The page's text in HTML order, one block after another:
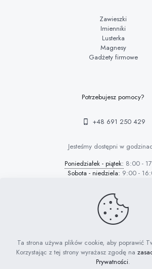
Zawieszki
Imienniki
Lusterka
Magnesy
Gadżety firmowe
Potrzebujesz pomocy?
+48 691 250 429
Jesteśmy dostępni w
Poniedziałek - piątek: 8:00 -
Sobota - niedziela: 9:00 -
© 2022 FAFARAFA | Haft Piotrków
stron Piotrków:
Polityka prywatności
Ta strona używa plików cookie, aby poprawić
Korzystając z tej strony wyrażasz zgodę na
Prywatności.